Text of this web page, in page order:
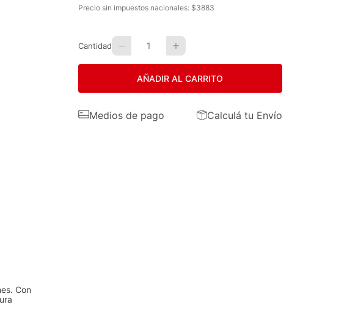
Con
Precio sin impuestos nacionales: $3883
Cantidad 1
AÑADIR AL CARRITO
Medios de pago Calculá tu Envío